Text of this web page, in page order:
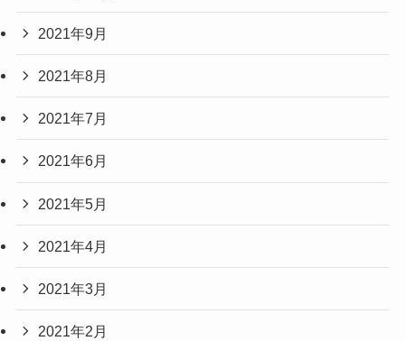
2021年9月
2021年8月
2021年7月
2021年6月
2021年5月
2021年4月
2021年3月
2021年2月